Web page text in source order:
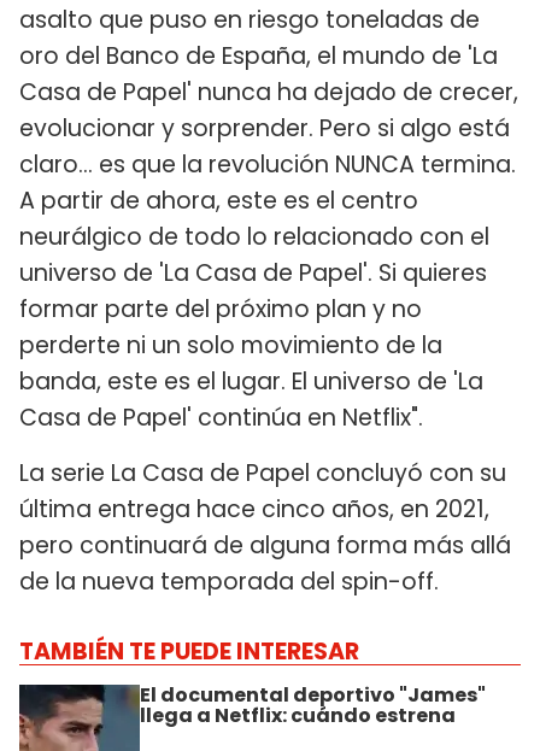
asalto que puso en riesgo toneladas de
oro del Banco de España, el mundo de 'La
Casa de Papel' nunca ha dejado de crecer,
evolucionar y sorprender. Pero si algo está
claro… es que la revolución NUNCA termina.
A partir de ahora, este es el centro
neurálgico de todo lo relacionado con el
universo de 'La Casa de Papel'. Si quieres
formar parte del próximo plan y no
perderte ni un solo movimiento de la
banda, este es el lugar. El universo de 'La
Casa de Papel' continúa en Netflix".
La serie La Casa de Papel concluyó con su
última entrega hace cinco años, en 2021,
pero continuará de alguna forma más allá
de la nueva temporada del spin-off.
TAMBIÉN TE PUEDE INTERESAR
El documental deportivo "James"
llega a Netflix: cuándo estrena